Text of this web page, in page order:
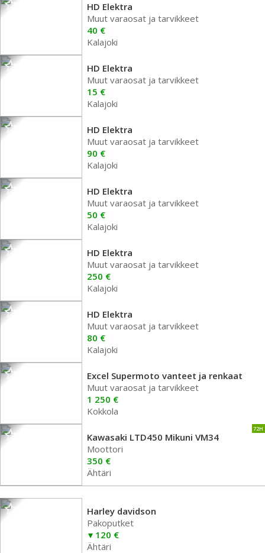
HD Elektra
Muut varaosat ja tarvikkeet
40 €
Kalajoki
HD Elektra
Muut varaosat ja tarvikkeet
15 €
Kalajoki
HD Elektra
Muut varaosat ja tarvikkeet
90 €
Kalajoki
HD Elektra
Muut varaosat ja tarvikkeet
50 €
Kalajoki
HD Elektra
Muut varaosat ja tarvikkeet
250 €
Kalajoki
HD Elektra
Muut varaosat ja tarvikkeet
80 €
Kalajoki
Excel Supermoto vanteet ja renkaat
Muut varaosat ja tarvikkeet
1 250 €
Kokkola
72H
Kawasaki LTD450 Mikuni VM34
Moottori
350 €
Ähtäri
Harley davidson
Pakoputket
120 €
Ähtäri